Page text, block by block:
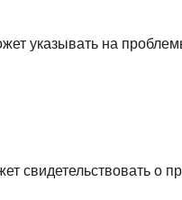
указывать на
свидетельствовать о